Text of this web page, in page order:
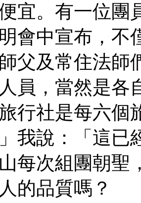
宜。有一位團
會中宣布，不
父及常住法師
員，當然是各
旅行社是每六
我說：「這已
每次組團朝聖
的品質嗎？